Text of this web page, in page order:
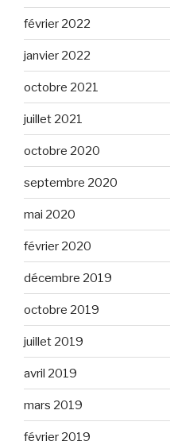
février 2022
janvier 2022
octobre 2021
juillet 2021
octobre 2020
septembre 2020
mai 2020
février 2020
décembre 2019
octobre 2019
juillet 2019
avril 2019
mars 2019
février 2019